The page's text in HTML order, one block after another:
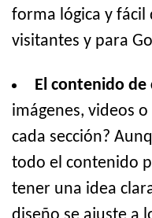
forma lógica y fácil
visitantes y para
El contenido de
imágenes, videos
cada sección?
todo el contenido
tener una idea